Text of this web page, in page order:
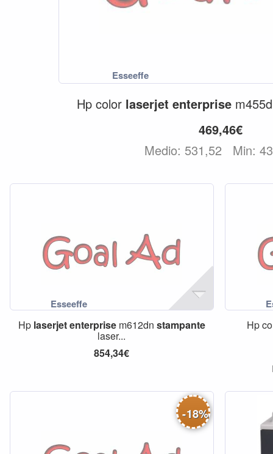
Hp color laserjet enterprise
469,46€
Medio: 531,52
Min:
Hp laserjetenterprisem612dn stampante
laser...
854,34€
Hp
-18%